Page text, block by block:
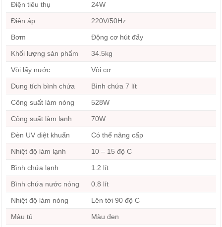
Điện tiêu thụ 24W
Điện áp 220V/50Hz
Bơm Động cơ hút đẩy
Khối lượng sản phẩm 34.5kg
Vòi lấy nước Vòi cơ
Dung tích bình chứa Bình chứa 7 lít
Công suất làm nóng 528W
Công suất làm lạnh 70W
Đèn UV diệt khuẩn Có thể nâng cấp
Nhiệt độ làm lạnh 10 – 15 độ C
Bình chứa lạnh 1.2 lít
Bình chứa nước nóng 0.8 lít
Nhiệt độ làm nóng Lên tới 90 độ C
Màu tủ Màu đen